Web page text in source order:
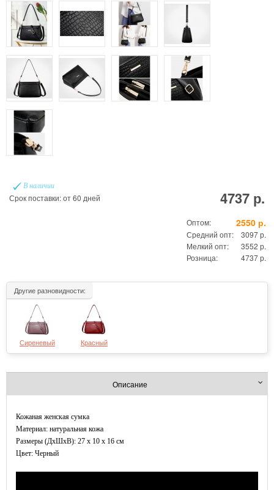
В наличии
Срок поставки: от 60 дней 4737 р.
Оптом: 2550 р.
Средний опт:
3097 р.
Мелкий опт:
3552 р.
Розница:
4737 р.
Другие разновидности:
Сиреневый Красный
Описание
Кожаная женская сумка
Материал: натуральная кожа
Размеры (ДxШхВ): 27 x 10 x 16 см
Цвет: Черный